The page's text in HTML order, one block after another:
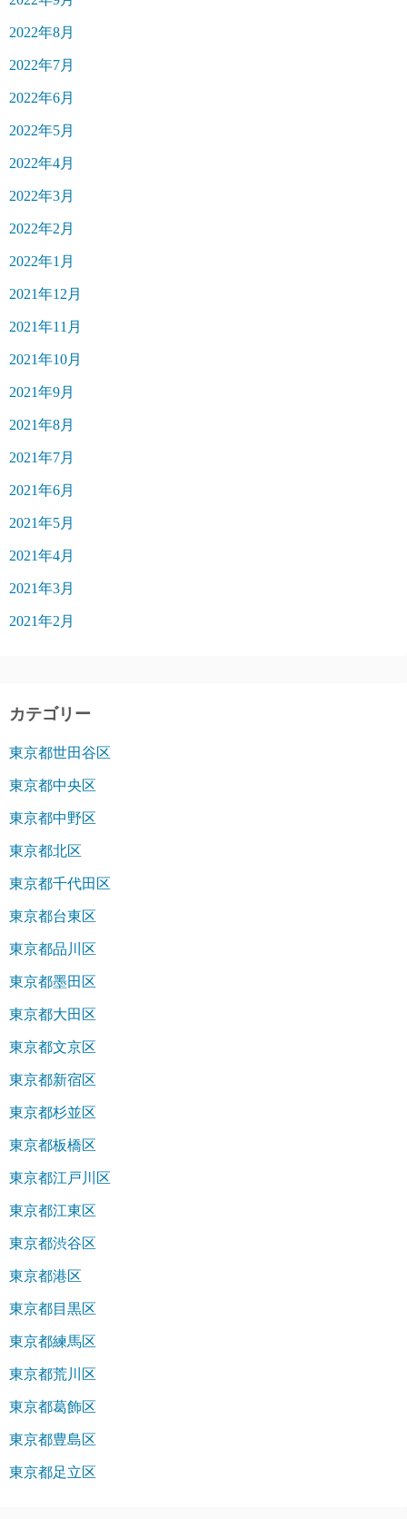
2022年8月
2022年7月
2022年6月
2022年5月
2022年4月
2022年3月
2022年2月
2022年1月
2021年12月
2021年11月
2021年10月
2021年9月
2021年8月
2021年7月
2021年6月
2021年5月
2021年4月
2021年3月
2021年2月
カテゴリー
東京都世田谷区
東京都中央区
東京都中野区
東京都北区
東京都千代田区
東京都台東区
東京都品川区
東京都墨田区
東京都大田区
東京都文京区
東京都新宿区
東京都杉並区
東京都板橋区
東京都江戸川区
東京都江東区
東京都渋谷区
東京都港区
東京都目黒区
東京都練馬区
東京都荒川区
東京都葛飾区
東京都豊島区
東京都足立区